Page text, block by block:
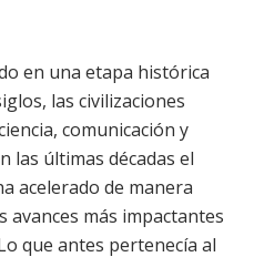
en una etapa histórica
las civilizaciones
comunicación y
las últimas décadas el
acelerado de manera
más impactantes
que antes pertenecía al